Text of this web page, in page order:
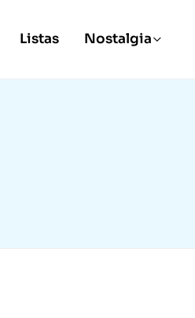
Listas Nostalgia